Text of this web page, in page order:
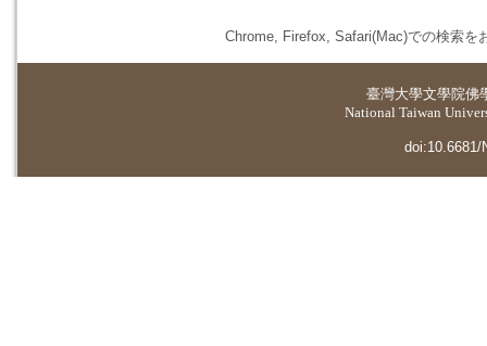
Chrome, Firefox, Safari(Mac)での検索を
臺灣大學文學院佛
National Taiwan
doi:10.6681/